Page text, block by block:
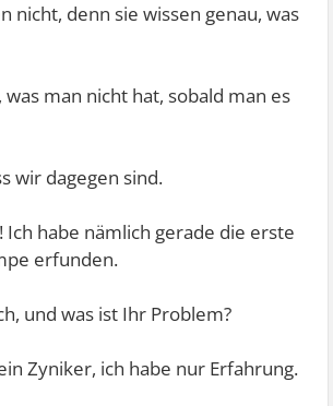
nicht, denn sie wissen genau, was
man nicht hat, sobald man es
wir dagegen sind.
Ich habe nämlich gerade die erste
erfunden.
und was ist Ihr Problem?
Zyniker, ich habe nur Erfahrung.